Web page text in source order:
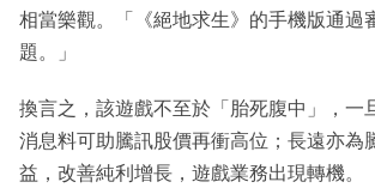
相當樂觀。「《絕地求生》的手機版通過
題。」
換言之，該遊戲不至於「胎死腹中」，一
消息料可助騰訊股價再衝高位；長遠亦為
益，改善純利增長，遊戲業務出現轉機。